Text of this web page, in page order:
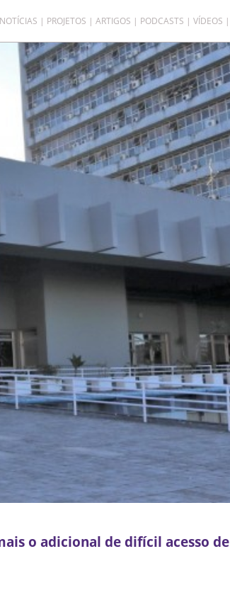
NOTÍCIAS PROJETOS ARTIGOS PODCASTS VÍDEOS
o adicional de difícil acesso de